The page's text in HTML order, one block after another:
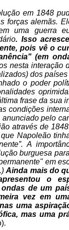
em 1848
forças alemãs.
uma guerra
. Isso
pois vê o
(em
nesta interação
dos
o poder
frase da sua
condições
pelo
através de
Napoleão
A
burguesa
em
Ainda mais do
o
de um
vez em
uma
mas uma